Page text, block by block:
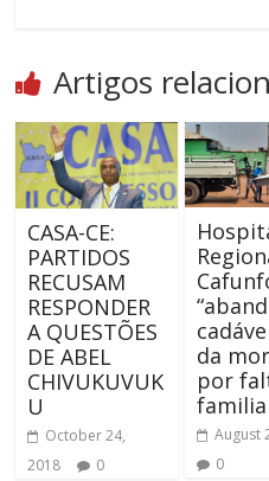
Artigos
CASA-CE:
PARTIDOS
RECUSAM
RESPONDER
A QUESTÕES
DE ABEL
CHIVUKUVUK
U
October 24,
2018
0
da
por
August
0